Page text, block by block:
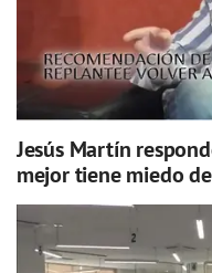
Jesús Martín
mejor tiene miedo